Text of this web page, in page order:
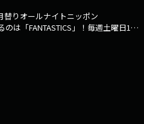
りオールナイトニッポン
は「FANTASTICS」！毎週土曜日18
ソナリティ】・2026年七瀬すず菜
浜広奈（3月）、志田こはく（4
沙良（6月）、黒川想矢（7月）・
わし（3月）、バッテリィズ（4
沙友理（12月）・2024年なすなか